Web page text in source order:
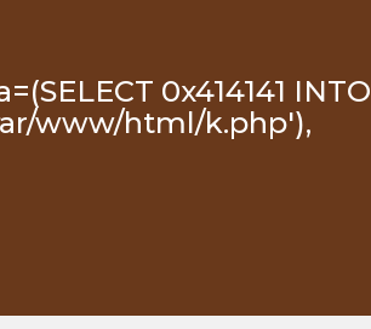
0x414141 INTO
www/html/k.php'),